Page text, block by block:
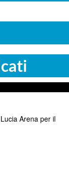
Arena per il